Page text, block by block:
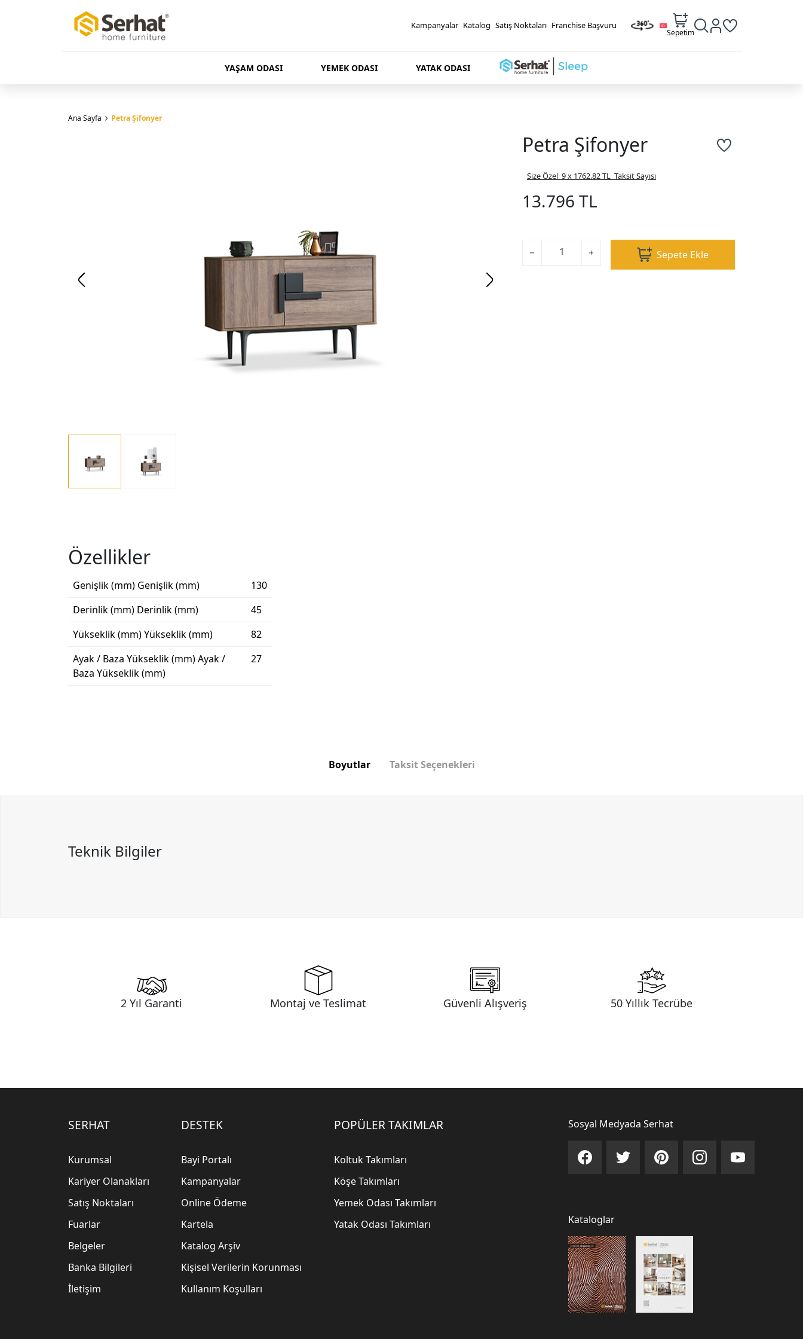
Kampanyalar Katalog Satış Noktaları Franchise Başvuru
Sepetim
YAŞAM ODASI YEMEK ODASI YATAK ODASI
Ana Sayfa Petra Şifonyer
Petra Şifonyer
Size Özel 9 x 1762.82 TL Taksit Sayısı
13.796 TL
Sepete Ekle
Özellikler
Genişlik (mm) Genişlik (mm)
130
Derinlik (mm) Derinlik (mm)
45
Yükseklik (mm)Yükseklik (mm)
82
Ayak / Baza Yükseklik (mm)Ayak /
Baza Yükseklik (mm)
27
Boyutlar Taksit Seçenekleri
Teknik Bilgiler
2 Yıl Garanti Montaj ve Teslimat Güvenli Alışveriş 50 Yıllık Tecrübe
SERHAT
Kurumsal
Kariyer Olanakları
Satış Noktaları
Fuarlar
Belgeler
Banka Bilgileri
İletişim
DESTEK
Bayi Portalı
Kampanyalar
Online Ödeme
Kartela
Katalog Arşiv
Kişisel Verilerin Korunması
Kullanım Koşulları
POPÜLER TAKIMLAR
Koltuk Takımları
Köşe Takımları
Yemek Odası Takımları
Yatak Odası Takımları
Sosyal Medyada Serhat
Kataloglar